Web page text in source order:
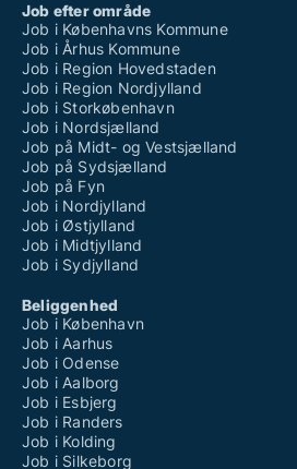
Job efter område
Job i Københavns Kommune
Job i Århus Kommune
Job i Region Hovedstaden
Job i Region Nordjylland
Job i Storkøbenhavn
Job i Nordsjælland
Job på Midt- og Vestsjælland
Job på Sydsjælland
Job på Fyn
Job i Nordjylland
Job i Østjylland
Job i Midtjylland
Job i Sydjylland
Beliggenhed
Job i København
Job i Aarhus
Job i Odense
Job i Aalborg
Job i Esbjerg
Job i Randers
Job i Kolding
Job i Silkeborg